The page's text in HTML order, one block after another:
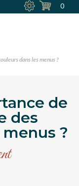
0
dans les menus ?
de
des
?